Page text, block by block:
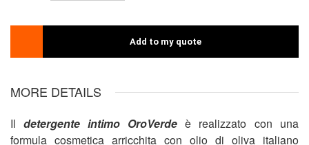
Add to my quote
MORE DETAILS
Il detergente intimo OroVerde è realizzato con una
formula cosmetica arricchita con olio di oliva italiano